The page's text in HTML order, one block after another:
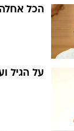
הכל אחלה
על הגיל